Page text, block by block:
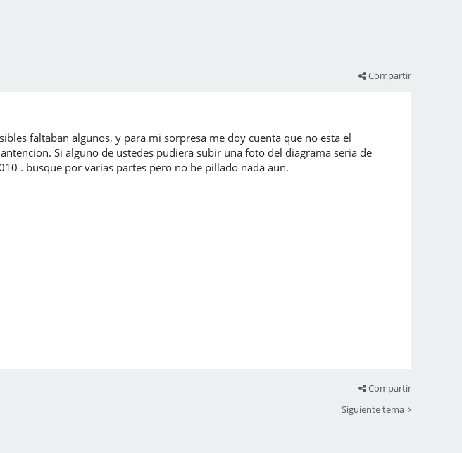
Compartir
faltaban algunos, y para mi sorpresa me doy cuenta que no esta el
Si alguno de ustedes pudiera subir una foto del diagrama seria de
. busque por varias partes pero no he pillado nada aun.
Compartir
Siguiente tema